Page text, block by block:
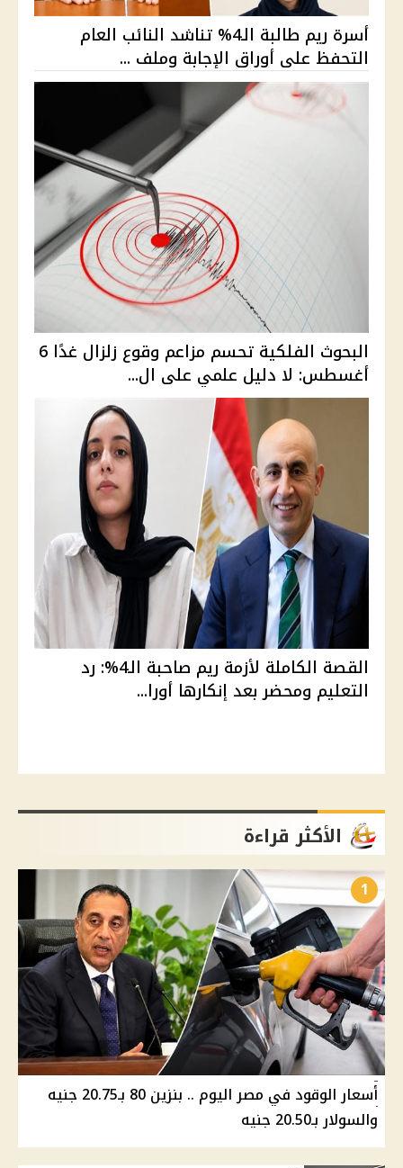
أسرة ريم طالبة الـ4% تناشد النائب العام
التحفظ على أوراق الإجابة وملف ...
البحوث الفلكية تحسم مزاعم وقوع زلزال غدًا 6
أغسطس: لا دليل علمي على ال...
القصة الكاملة لأزمة ريم صاحبة الـ4%: رد
التعليم ومحضر بعد إنكارها أورا...
الأكثر قراءة
1
أسعار الوقود في مصر اليوم .. بنزين 80 بـ20.75 جنيه
والسولار بـ20.50 جنيه